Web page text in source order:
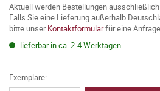
Aktuell werden Bestellungen
Falls Sie eine Lieferung außerhalb
bitte unserKontaktformularfür eine
lieferbar in ca. 2-4 Werktagen
Exemplare: